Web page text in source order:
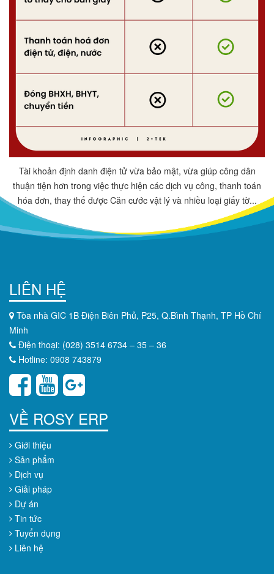
Tài khoản định danh điện tử vừa bảo mật, vừa giúp công dân
thuận tiện hơn trong việc thực hiện các dịch vụ công, thanh toán
hóa đơn, thay thế được Căn cước vật lý và nhiều loại giấy tờ...
LIÊN HỆ
Tòa nhà GIC 1B Điện Biên Phủ, P25, Q.Bình Thạnh, TP Hồ Chí
Minh
Điện thoại: (028) 3514 6734 – 35 – 36
Hotline: 0908 743879
VỀ ROSY ERP
Giới thiệu
Sản phẩm
Dịch vụ
Giải pháp
Dự án
Tin tức
Tuyển dụng
Liên hệ